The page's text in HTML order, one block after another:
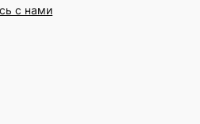
с нами